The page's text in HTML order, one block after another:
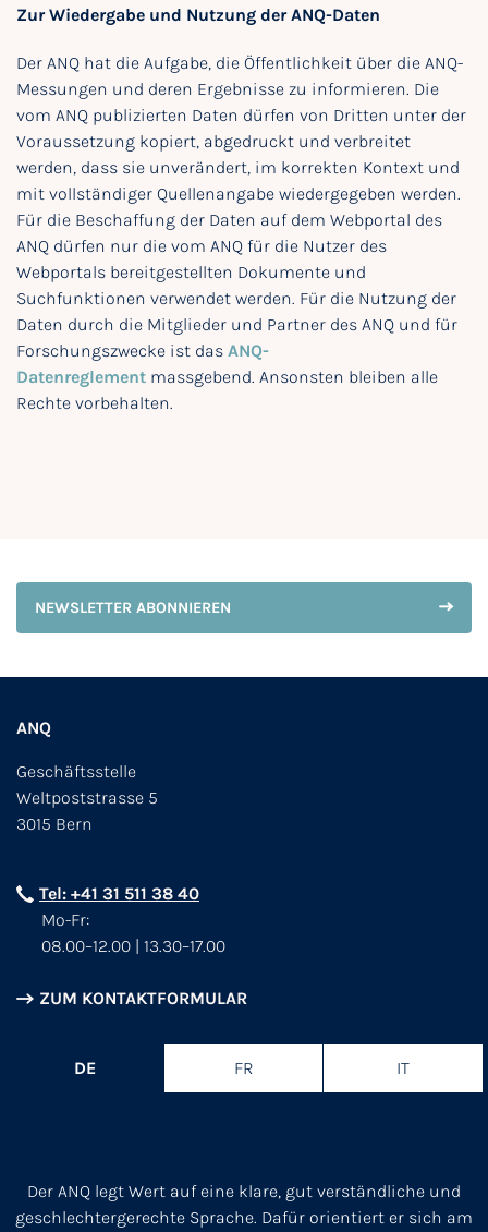
Zur Wiedergabe und Nutzung der ANQ-Daten
Der ANQ hat die Aufgabe, die Öffentlichkeit über die ANQ-
Messungen und deren Ergebnisse zu informieren. Die
vom ANQ publizierten Daten dürfen von Dritten unter der
Voraussetzung kopiert, abgedruckt und verbreitet
werden, dass sie unverändert, im korrekten Kontext und
mit vollständiger Quellenangabe wiedergegeben werden.
Für die Beschaffung der Daten auf dem Webportal des
ANQ dürfen nur die vom ANQ für die Nutzer des
Webportals bereitgestellten Dokumente und
Suchfunktionen verwendet werden. Für die Nutzung der
Daten durch die Mitglieder und Partner des ANQ und für
Forschungszwecke ist das ANQ-
Datenreglement massgebend. Ansonsten bleiben alle
Rechte vorbehalten.
NEWSLETTER ABONNIEREN
ANQ
Geschäftsstelle
Weltpoststrasse 5
3015 Bern
Tel: +41 31 511 38 40
Mo-Fr:
08.00–12.00 | 13.30–17.00
ZUM KONTAKTFORMULAR
DE FR IT
Der ANQ legt Wert auf eine klare, gut verständliche und
geschlechtergerechte Sprache. Dafür orientiert er sich am